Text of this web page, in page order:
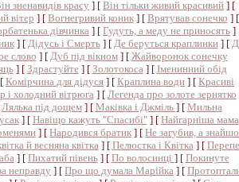
зненавидів красу ] [ Він тільки живий красивий ] [
вітер ] [ Вогнегривий коник] [ Врятував сонечко ] [
дівчинка ] [ Гудуть, а меду не приносять ]
] [ Дідусь і Смерть] [ Де беруться краплинки] [
слово ] [ Дуб під вікном] [ Жайворонок сонечку
] [ Здрастуйте] [ Золотокоса ] [ Іменинний обід
Комірчина для дідуся ] [ Краплина води ] [ Красиві
і холодний вітрюга ] [ Легенда про золоте зернятко
Лялька під дощем] [ Маківка і Джміль ] [ Мильна
] [ Навіщо кажуть "Спасибі"] [ Найгарніша мама
] [ Народився братик ] [ Не загубив, а
й весняна квітка ] [ Пелюстка і Квітка ] [
] [ Пихатий півень] [ По волосинці ] [ Покинуте
неправду ] [ Про що думала Марійка ] [